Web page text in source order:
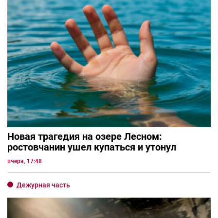
Новая трагедия на озере Лесном:
ростовчанин ушел купаться и утонул
вчера, 17:48
Дежурная часть